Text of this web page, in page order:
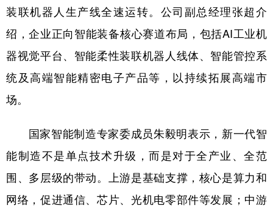
装联机器人生产线全速运转。公司副总经理张超介
绍，企业正向智能装备核心赛道布局，包括AI工业机
器视觉平台、智能柔性装联机器人线体、智能管控系
统及高端智能精密电子产品等，以持续拓展高端市
场。
国家智能制造专家委成员朱毅明表示，新一代智
能制造不是单点技术升级，而是对于全产业、全范
围、多层级的带动。上游是基础支撑，核心是算力和
网络，促进通信、芯片、光机电零部件等发展；中游